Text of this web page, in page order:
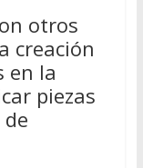
otros
creación
en la
piezas